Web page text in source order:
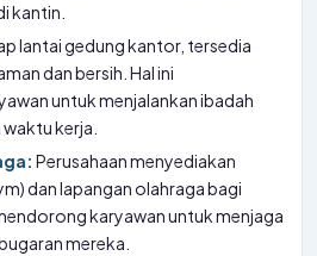
kantin.
lantai gedung kantor, tersedia
dan bersih. Hal ini
untuk menjalankan ibadah
kerja.
Perusahaan menyediakan
dan lapangan olahraga bagi
karyawan untuk menjaga
mereka.